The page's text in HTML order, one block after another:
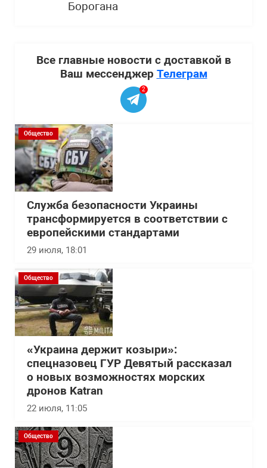
Борогана
Все главные новости с доставкой в
Ваш мессенджер Телеграм
2
Общество
Служба безопасности Украины
трансформируется в соответствии с
европейскими стандартами
29 июля, 18:01
Общество
«Украина держит козыри»:
спецназовец ГУР Девятый рассказал
о новых возможностях морских
дронов Katran
22 июля, 11:05
Общество